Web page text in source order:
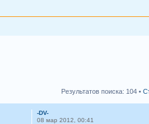
Результатов поиска: 104 •
-DV-
08 мар 2012, 00:41